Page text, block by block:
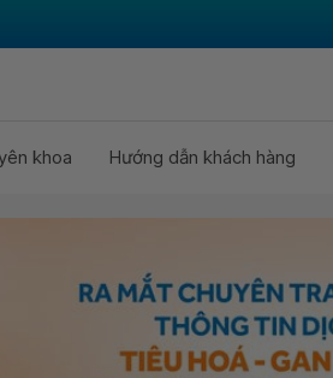
khoa Hướng dẫn khách hàng